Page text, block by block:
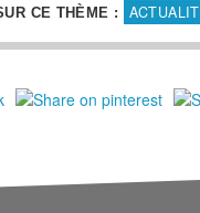
CE THÈME :